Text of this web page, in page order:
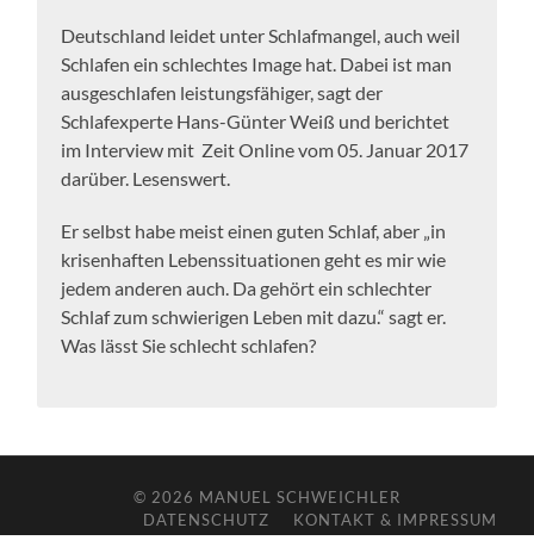
Deutschland leidet unter Schlafmangel, auch weil
Schlafen ein schlechtes Image hat. Dabei ist man
ausgeschlafen leistungsfähiger, sagt der
Schlafexperte Hans-Günter Weiß und berichtet
im Interview mit Zeit Online vom 05. Januar 2017
darüber. Lesenswert.
Er selbst habe meist einen guten Schlaf, aber „in
krisenhaften Lebenssituationen geht es mir wie
jedem anderen auch. Da gehört ein schlechter
Schlaf zum schwierigen Leben mit dazu.“ sagt er.
Was lässt Sie schlecht schlafen?
© 2026 MANUEL SCHWEICHLER
KONTAKT & IMPRESSUM
DATENSCHUTZ